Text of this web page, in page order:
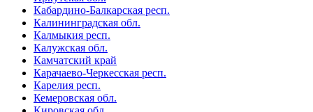
Кабардино-Балкарская респ.
Калининградская обл.
Калмыкия респ.
Калужская обл.
Камчатский край
Карачаево-Черкесская респ.
Карелия респ.
Кемеровская обл.